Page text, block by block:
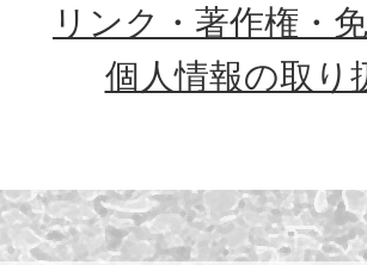
リンク・著作権・
個人情報の取り